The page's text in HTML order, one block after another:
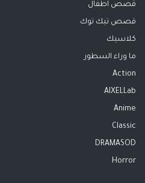
قصص اطفال
قصص تيك توك
كلاسيك
ما وراء السطور
Action
AIXELLab
Anime
Classic
DRAMASOD
Horror